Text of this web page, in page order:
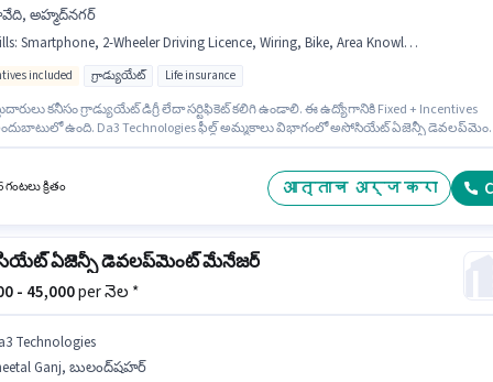
అహ్మద్‌నగర్
: Smartphone, 2-Wheeler Driving Licence, Wiring, Bike, Area Knowledge, PAN Card, Bank Account, Product Demo, Lead Generation, Aadhar Card
included గ్రాడ్యుయేట్ Life insurance
కనీసం గ్రాడ్యుయేట్ డిగ్రీ లేదా సర్టిఫికెట్ కలిగి ఉండాలి. ఈ ఉద్యోగానికి Fixed + Incentives
ఉంది. Da3 Technologies ఫీల్డ్ అమ్మకాలు విభాగంలో అసోసియేట్ ఏజెన్సీ
అనుభవం ఉన్న వారికి కోసం అనుకూలంగా ఉంటుంది. మీరు నెలకు ₹45000 వరకు
Insurance, PF, Medical Benefits లు ఉద్యోగ స్థాయి మరియు కంపెనీ పాలసీలపై ఆధారపడి
గంటలు క్రితం आत्ताच अर्ज करा
ఏజెన్సీ డెవలప్‌మెంట్ మేనేజర్
- 45,000per నెల *
Technologies
Ganj, బులంద్‌షహర్